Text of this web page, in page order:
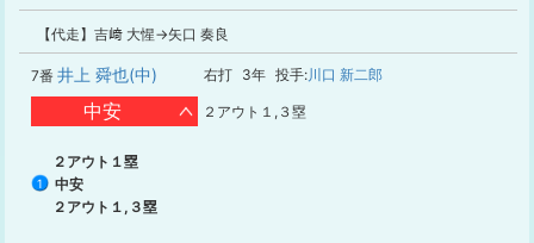
【代走】吉﨑 大惺→矢口 奏良
7番 井上 舜也(中) 右打 3年 投手:川口 新二郎
中安 ２アウト１,３塁
２アウト１塁
1
中安
２アウト１,３塁